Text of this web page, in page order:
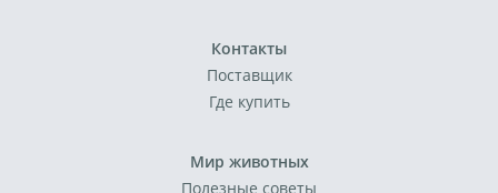
Контакты
Поставщик
Где купить
Мир животных
Полезные советы